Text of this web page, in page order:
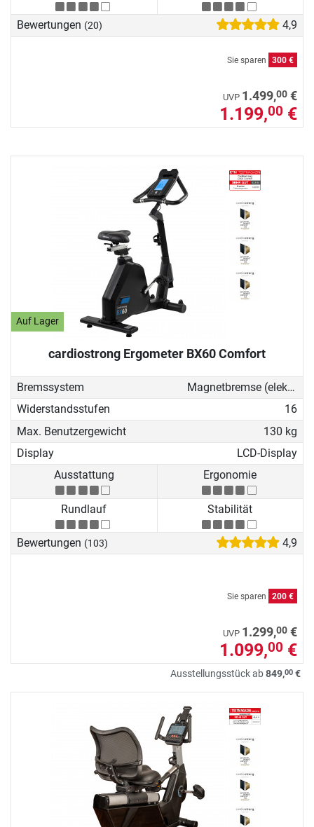
Bewertungen (20) 4,9
Sie sparen 300 €
UVP 1.499,00 €
1.199,00 €
Auf Lager
cardiostrong Ergometer BX60 Comfort
Bremssystem
Magnetbremse (elektronisch)
Widerstandsstufen
16
Max. Benutzergewicht
130 kg
Display
LCD-Display
Ausstattung
Ergonomie
Rundlauf Stabilität
Bewertungen (103) 4,9
Sie sparen 200 €
UVP 1.299,00 €
1.099,00 €
Ausstellungsstück ab849,00 €